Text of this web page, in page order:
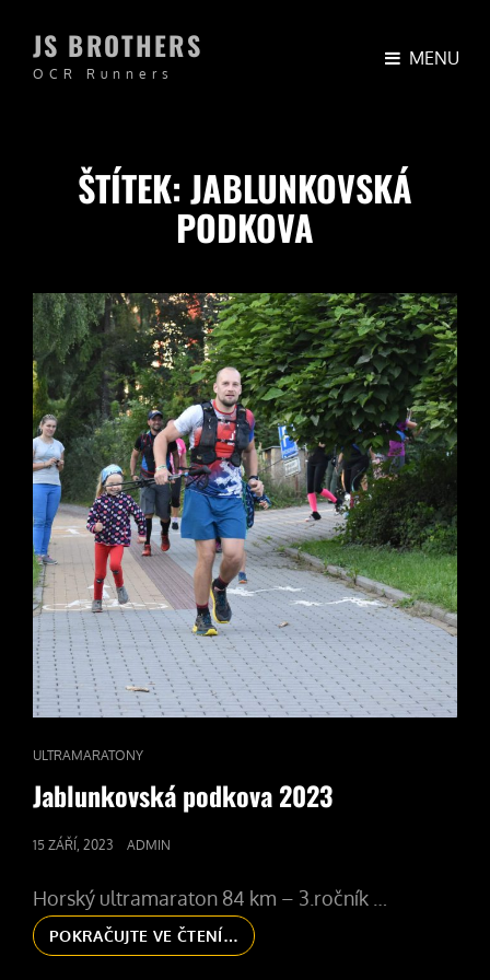
JS BROTHERS
OCR Runners
MENU
ŠTÍTEK: JABLUNKOVSKÁ
PODKOVA
CAT
LINKS
ULTRAMARATONY
Jablunkovská podkova 2023
POSTED
15 ZÁŘÍ, 2023 ADMIN
Horský ultramaraton 84 km – 3.ročník …
POKRAČUJTE VE ČTENÍ… JABLUNKOVSKÁ
PODKOVA